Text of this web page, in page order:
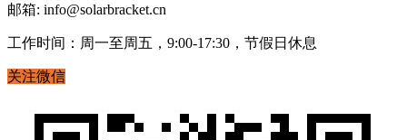
邮箱: info@solarbracket.cn
工作时间：周一至周五，9:00-17:30，节假日休息
关注微信